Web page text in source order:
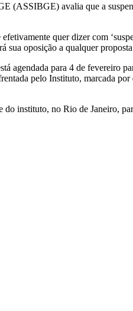
(ASSIBGE) avalia que a
quer dizer com
oposição a qualquer
agendada para 4 de fevereiro
pelo Instituto, marcada
instituto, no Rio de Janeiro,